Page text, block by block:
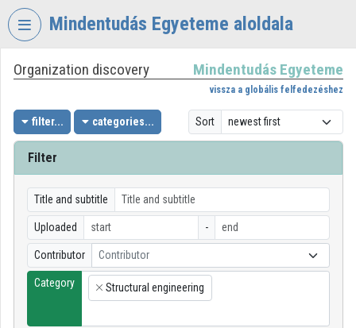
Skip header
Mindentudás Egyeteme aloldala
VIDEOTORIUM
MINDENTUDÁS
EGYETEME
Organization home
Log In
Organization discovery
Categories
Organization playlists
Organization discovery Mindentudás Egyeteme
vissza a globális felfedezéshez
filter... categories... Sort
Filter
Title and subtitle
Uploaded -
Contributor Contributor
Category
×
Structural engineering